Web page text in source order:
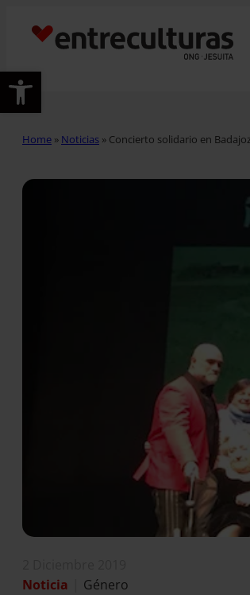
Abrir barra de herramientas
Home » Noticias » Concierto solidario en
Noticia
Género